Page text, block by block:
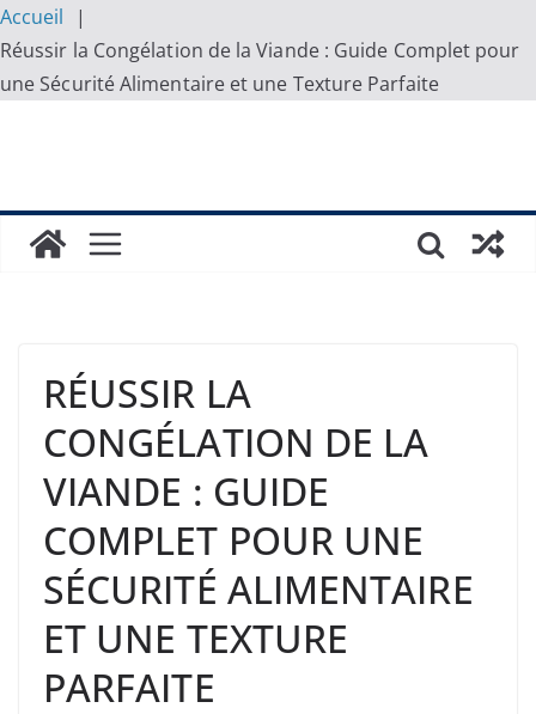
Accueil
Réussir la Congélation de la Viande : Guide Complet pour
une Sécurité Alimentaire et une Texture Parfaite
RÉUSSIR LA
CONGÉLATION DE LA
VIANDE : GUIDE
COMPLET POUR UNE
SÉCURITÉ ALIMENTAIRE
ET UNE TEXTURE
PARFAITE